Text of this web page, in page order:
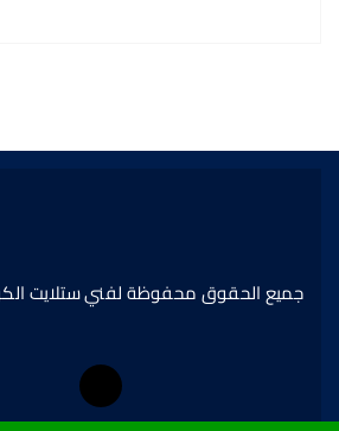
جميع الحقوق محفوظة لفني ستلايت الكويت